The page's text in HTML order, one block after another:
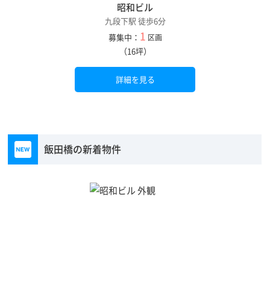
昭和ビル
九段下駅 徒歩6分
募集中： 1 区画
（16坪）
詳細を見る
飯田橋の新着物件